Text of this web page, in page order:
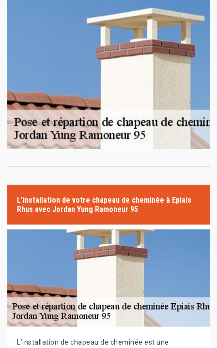
L’installation de votre chapeau de cheminée à Epiais
Rhus avec Jordan Yung Ramoneur 95
L’installation de chapeau de cheminée est une